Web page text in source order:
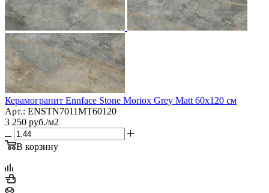
Керамогранит Ennface Stone Moriox Grey Matt 60x120 см
Арт.: ENSTN7011MT60120
3 250 руб./м2
В корзину